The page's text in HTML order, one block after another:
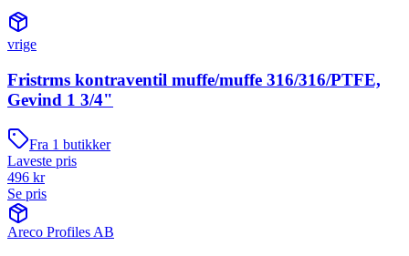
vrige
Fristrms kontraventil muffe/muffe 316/316/PTFE,
Gevind 1 3/4"
Fra 1 butikker
Laveste pris
496 kr
Se pris
Areco Profiles AB